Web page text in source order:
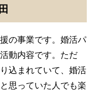
の事業です。婚活パ
動内容です。ただ
込まれていて、婚活
思っていた人でも楽